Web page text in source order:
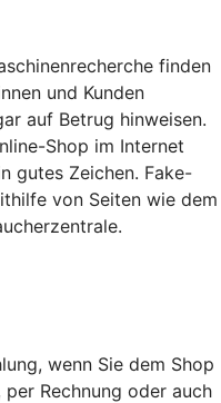
finden
und Kunden
auf Betrug hinweisen.
Shop im Internet
gutes Zeichen. Fake-
von Seiten wie dem
wenn Sie dem Shop
Rechnung oder auch